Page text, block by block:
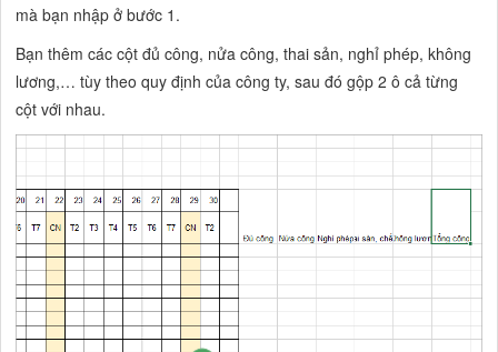
mà bạn nhập ở bước 1.
Bạn thêm các cột đủ công, nửa công, thai sản, nghỉ phép, không
lương,… tùy theo quy định của công ty, sau đó gộp 2 ô cả từng
cột với nhau.